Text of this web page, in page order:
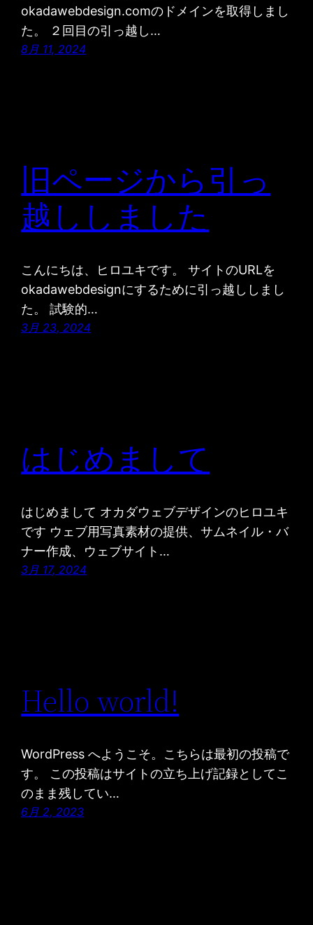
okadawebdesign.comのドメインを取得しまし
た。 ２回目の引っ越し…
8月 11, 2024
旧ページから引っ
越ししました
こんにちは、ヒロユキです。 サイトのURLを
okadawebdesignにするために引っ越ししまし
た。 試験的…
3月 23, 2024
はじめまして
はじめまして オカダウェブデザインのヒロユキ
です ウェブ用写真素材の提供、サムネイル・バ
ナー作成、ウェブサイト…
3月 17, 2024
Hello world!
WordPress へようこそ。こちらは最初の投稿で
す。 この投稿はサイトの立ち上げ記録としてこ
のまま残してい…
6月 2, 2023